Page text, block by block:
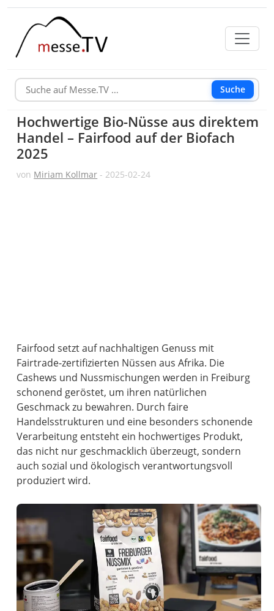
Suche
Hochwertige Bio-Nüsse aus direktem
Handel – Fairfood auf der Biofach
2025
von Miriam Kollmar - 2025-02-24
Fairfood setzt auf nachhaltigen Genuss mit
Fairtrade-zertifizierten Nüssen aus Afrika. Die
Cashews und Nussmischungen werden in Freiburg
schonend geröstet, um ihren natürlichen
Geschmack zu bewahren. Durch faire
Handelsstrukturen und eine besonders schonende
Verarbeitung entsteht ein hochwertiges Produkt,
das nicht nur geschmacklich überzeugt, sondern
auch sozial und ökologisch verantwortungsvoll
produziert wird.